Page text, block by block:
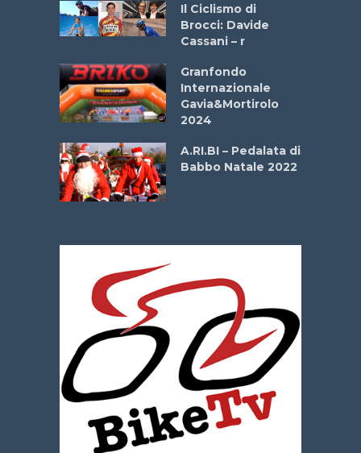
Il Ciclismo di
Brocci: Davide
Cassani – r
Granfondo
Internazionale
Gavia&Mortirolo
2024
A.RI.BI – Pedalata di
Babbo Natale 2022